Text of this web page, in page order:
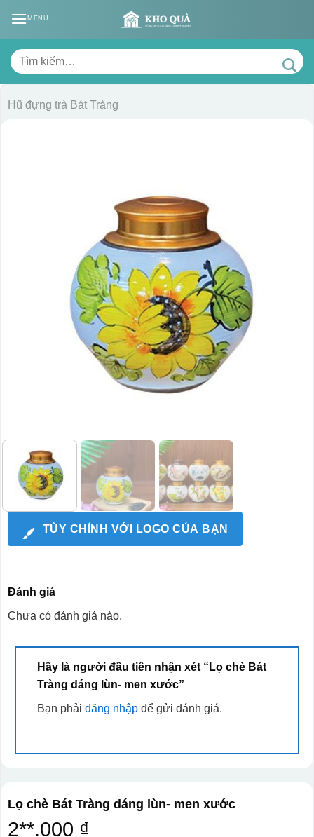
MENU
Tìm
kiếm:
Hũ đựng trà Bát Tràng
TÙY CHỈNH VỚI LOGO CỦA BẠN
Đánh giá
Chưa có đánh giá nào.
Hãy là người đầu tiên nhận xét “Lọ chè Bát
Tràng dáng lùn- men xước”
Bạn phải đăng nhậpđể gửi đánh giá.
Lọ chè Bát Tràng dáng lùn- men xước
2**.000 ₫